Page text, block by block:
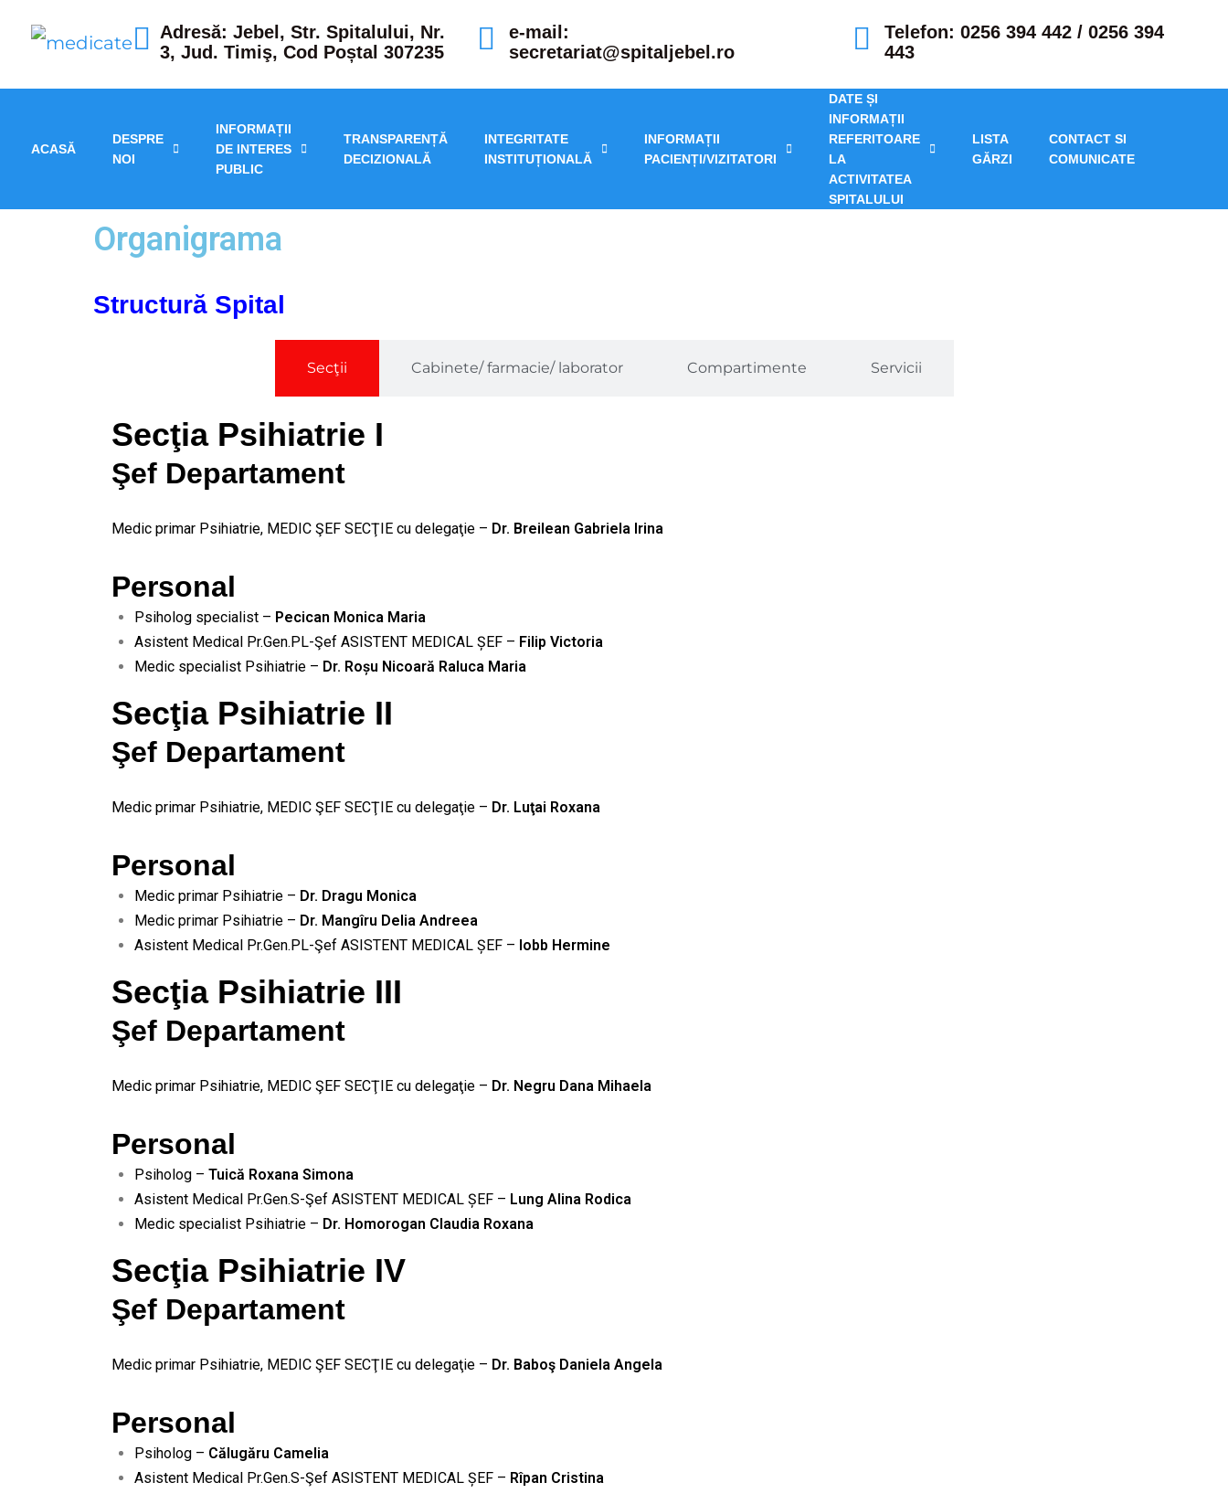
Adresă: Jebel, Str. Spitalului, Nr.
3, Jud. Timiş, Cod Poștal 307235
e-mail:
secretariat@spitaljebel.ro
Telefon: 0256 394 442 / 0256 394
443
ACASĂ
DESPRE
NOI
INFORMAȚII
DE INTERES
PUBLIC
TRANSPARENȚĂ
DECIZIONALĂ
INTEGRITATE
INSTITUȚIONALĂ
INFORMAȚII
PACIENȚI/VIZITATORI
DATE ȘI
INFORMAȚII
REFERITOARE
LA
ACTIVITATEA
SPITALULUI
LISTA
GĂRZI
CONTACT SI
COMUNICATE
Organigrama
Structură Spital
Secţii Cabinete/ farmacie/ laborator Compartimente Servicii
Secţia Psihiatrie I
Şef Departament
Medic primar Psihiatrie, MEDIC ŞEF SECŢIE cu delegaţie – Dr. Breilean Gabriela Irina
Personal
Psiholog specialist – Pecican Monica Maria
Asistent Medical Pr.Gen.PL-Şef ASISTENT MEDICAL ȘEF – Filip Victoria
Medic specialist Psihiatrie – Dr. Roșu Nicoară Raluca Maria
Secţia Psihiatrie II
Şef Departament
Medic primar Psihiatrie, MEDIC ŞEF SECŢIE cu delegaţie – Dr. Luţai Roxana
Personal
Medic primar Psihiatrie – Dr. Dragu Monica
Medic primar Psihiatrie – Dr. Mangîru Delia Andreea
Asistent Medical Pr.Gen.PL-Şef ASISTENT MEDICAL ȘEF – Iobb Hermine
Secţia Psihiatrie III
Şef Departament
Medic primar Psihiatrie, MEDIC ŞEF SECŢIE cu delegaţie – Dr. Negru Dana Mihaela
Personal
Psiholog – Tuică Roxana Simona
Asistent Medical Pr.Gen.S-Şef ASISTENT MEDICAL ȘEF – Lung Alina Rodica
Medic specialist Psihiatrie – Dr. Homorogan Claudia Roxana
Secţia Psihiatrie IV
Şef Departament
Medic primar Psihiatrie, MEDIC ŞEF SECŢIE cu delegaţie – Dr. Baboş Daniela Angela
Personal
Psiholog – Călugăru Camelia
Asistent Medical Pr.Gen.S-Şef ASISTENT MEDICAL ȘEF – Rîpan Cristina